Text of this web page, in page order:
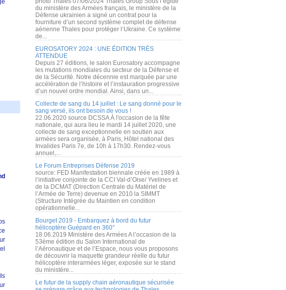
du ministère des Armées français, le ministère de la
Défense ukrainien a signé un contrat pour la
fourniture d’un second système complet de défense
aérienne Thales pour protéger l’Ukraine. Ce système
de...
EUROSATORY 2024 : UNE ÉDITION TRÈS
ATTENDUE
Depuis 27 éditions, le salon Eurosatory accompagne
les mutations mondiales du secteur de la Défense et
de la Sécurité. Notre décennie est marquée par une
accélération de l’histoire et l’instauration progressive
d’un nouvel ordre mondial. Ainsi, dans un...
Collecte de sang du 14 juillet : Le sang donné pour le
sang versé, ils ont besoin de vous !
22.06.2020 source DCSSA À l'occasion de la fête
nationale, qui aura lieu le mardi 14 juillet 2020, une
collecte de sang exceptionnelle en soutien aux
armées sera organisée, à Paris, Hôtel national des
Invalides Paris 7e, de 10h à 17h30. Rendez-vous
annuel,...
Le Forum Entreprises Défense 2019
source: FED Manifestation biennale créée en 1989 à
l’initiative conjointe de la CCI Val-d’Oise/ Yvelines et
de la DCMAT (Direction Centrale du Matériel de
l’Armée de Terre) devenue en 2010 la SIMMT
(Structure Intégrée du Maintien en condition
opérationnelle...
Bourget 2019 - Embarquez à bord du futur
hélicoptère Guépard en 360°
18.06.2019 Ministère des Armées A l’occasion de la
53ème édition du Salon International de
l’Aéronautique et de l’Espace, nous vous proposons
de découvrir la maquette grandeur réelle du futur
hélicoptère interarmées léger, exposée sur le stand
du ministère...
Le futur de la supply chain aéronautique sécurisée